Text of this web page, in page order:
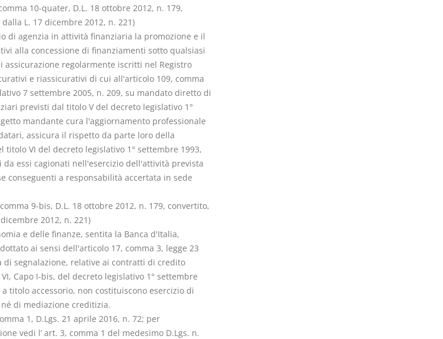
10-quater, D.L. 18 ottobre 2012, n. 179,
L. 17 dicembre 2012, n. 221)
di agenzia in attività finanziaria la promozione e il
alla concessione di finanziamenti sotto qualsiasi
regolarmente iscritti nel Registro
e riassicurativi di cui all'articolo 109, comma
7 settembre 2005, n. 209, su mandato diretto di
previsti dal titolo V del decreto legislativo 1°
mandante cura l'aggiornamento professionale
assicura il rispetto da parte loro della
titolo VI del decreto legislativo 1° settembre 1993,
essi cagionati nell'esercizio dell'attività prevista
conseguenti a responsabilità accertata in sede
9-bis, D.L. 18 ottobre 2012, n. 179, convertito,
2012, n. 221)
e delle finanze, sentita la Banca d'Italia,
ai sensi dell'articolo 17, comma 3, legge 23
di segnalazione, relative ai contratti di credito
Capo I-bis, del decreto legislativo 1° settembre
titolo accessorio, non costituiscono esercizio di
di mediazione creditizia.
1, D.Lgs. 21 aprile 2016, n. 72; per
vedi l’ art. 3, comma 1 del medesimo D.Lgs. n.